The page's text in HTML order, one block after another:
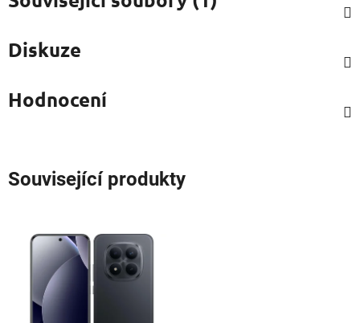
Diskuze
Hodnocení
Související produkty